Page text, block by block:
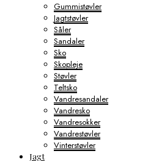
Gummistøvler
Jagtstøvler
Såler
Sandaler
Sko
Skopleje
Støvler
Teltsko
Vandresandaler
Vandresko
Vandresokker
Vandrestøvler
Vinterstøvler
Jagt